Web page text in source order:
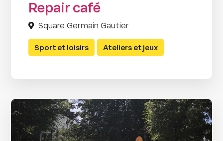
Repair café
Square Germain Gautier
Sport et loisirs Ateliers et jeux